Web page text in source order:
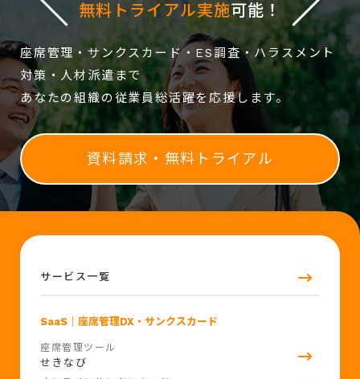
無料トライアル実施可能！
座席管理・サンクスカード・ES調査・ハラスメント
対策・人材派遣まで
あなたの組織の従業員総活躍を応援します。
資料請求・無料トライアル
サービス一覧
SaaS ｜座席管理DX・サンクスカード
座席管理ツール
せきなび